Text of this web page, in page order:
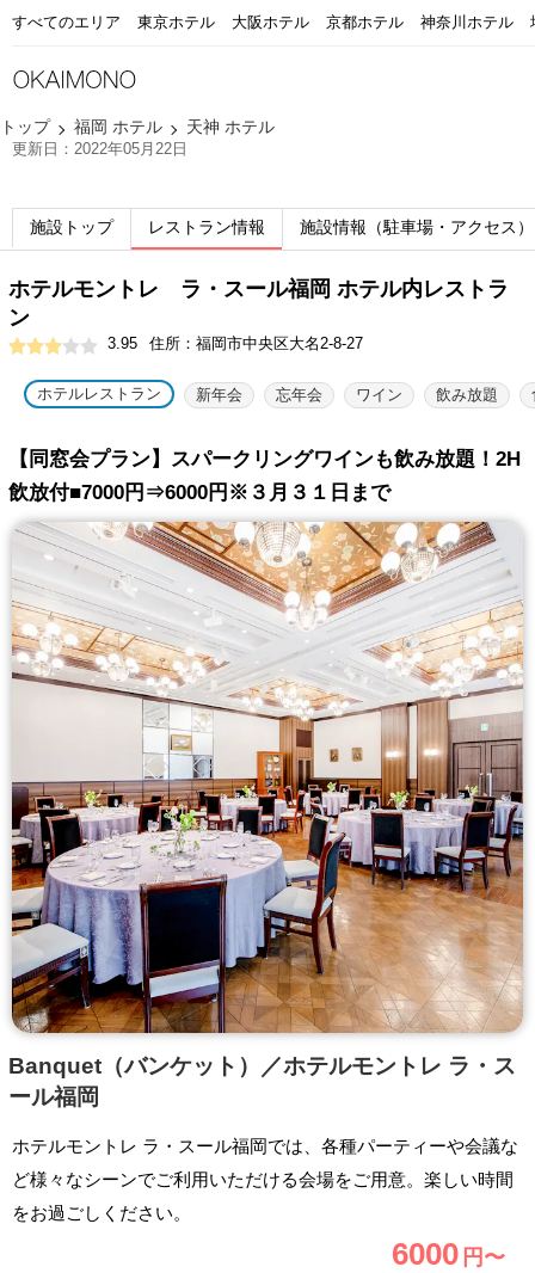
すべてのエリア 東京ホテル 大阪ホテル 京都ホテル 神奈川ホテル
トップ 福岡 ホテル 天神 ホテル
更新日：2022年05月22日
施設トップ レストラン情報 施設情報（駐車場・アクセス）
ホテルモントレ ラ・スール福岡 ホテル内レストラ
ン
3.95 住所：福岡市中央区大名2-8-27
ホテルレストラン 新年会 忘年会 ワイン 飲み放題
【同窓会プラン】スパークリングワインも飲み放題！2H
飲放付■7000円⇒6000円※３月３１日まで
Banquet（バンケット）／ホテルモントレ ラ・ス
ール福岡
ホテルモントレ ラ・スール福岡では、各種パーティーや会議な
ど様々なシーンでご利用いただける会場をご用意。楽しい時間
をお過ごしください。
6000 円〜